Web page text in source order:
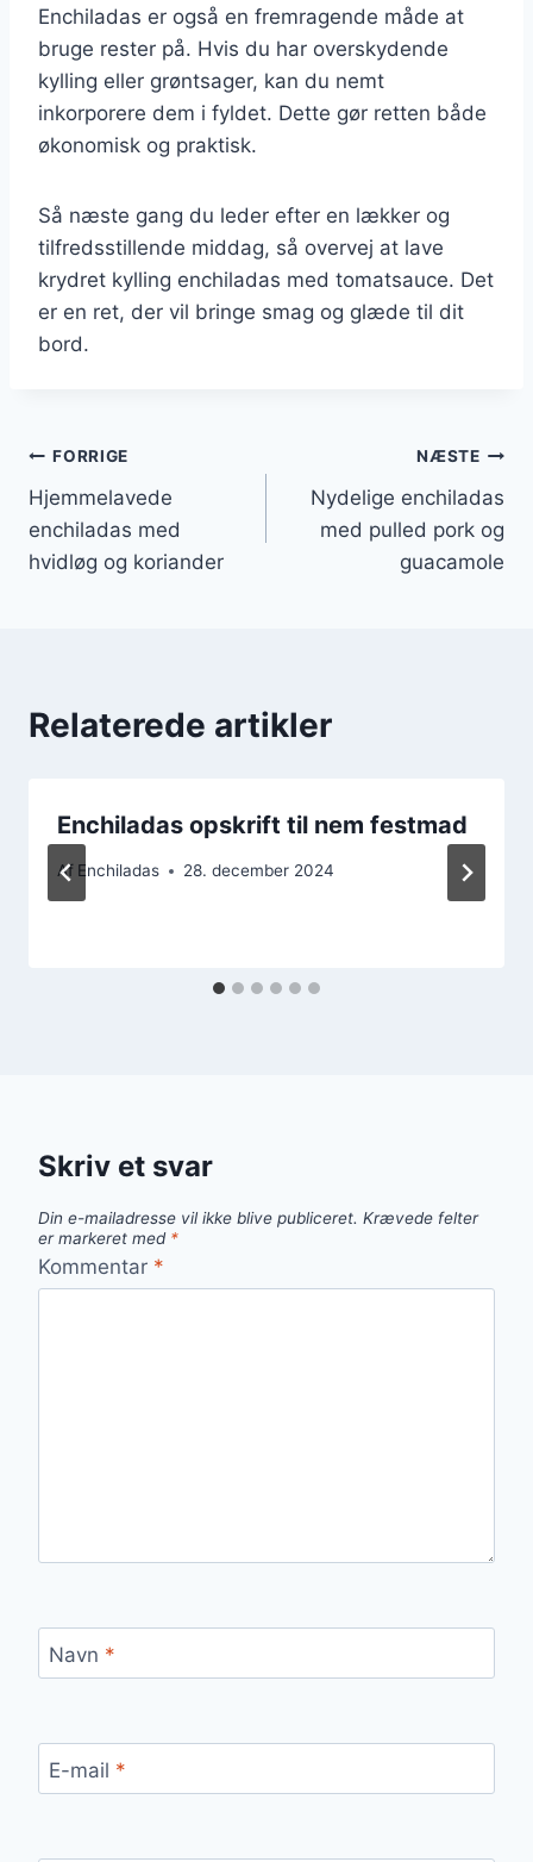
Enchiladas er også en fremragende måde at
bruge rester på. Hvis du har overskydende
kylling eller grøntsager, kan du nemt
inkorporere dem i fyldet. Dette gør retten både
økonomisk og praktisk.
Så næste gang du leder efter en lækker og
tilfredsstillende middag, så overvej at lave
krydret kylling enchiladas med tomatsauce. Det
er en ret, der vil bringe smag og glæde til dit
bord.
Indlægsnavigation
FORRIGE
Hjemmelavede
enchiladas med
hvidløg og koriander
NÆSTE
Nydelige enchiladas
med pulled pork og
guacamole
Relaterede artikler
Enchiladas opskrift til nem festmad
Af Enchiladas 28. december 2024
Skriv et svar
Din e-mailadresse vil ikke blive publiceret. Krævede felter
er markeret med *
Kommentar *
Navn *
E-mail *